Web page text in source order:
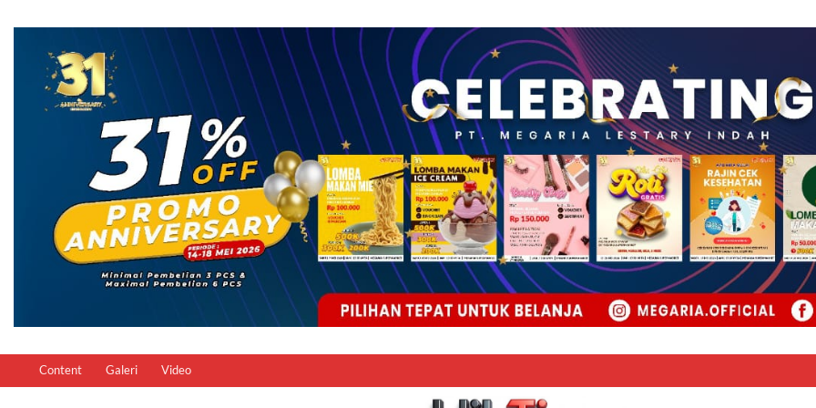
Content Galeri Video